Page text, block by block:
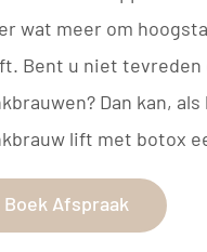
wat meer om
Bent u niet tevreden
Dan kan,
lift met botox
Boek Afspraak